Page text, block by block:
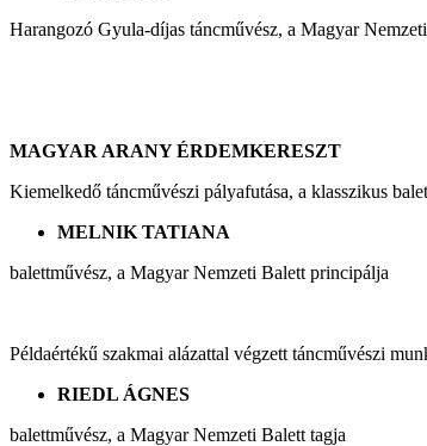
Harangozó Gyula-díjas táncművész, a Magyar
MAGYAR ARANY ÉRDEMKERESZT
Kiemelkedő táncművészi pályafutása, a klasszikus
MELNIK TATIANA
balettművész, a Magyar Nemzeti Balett principálja
Példaértékű szakmai alázattal végzett táncművészi
RIEDL ÁGNES
balettművész, a Magyar Nemzeti Balett tagja